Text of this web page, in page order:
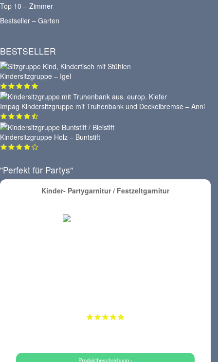
Top 10 – Zimmer
Bestseller – Garten
BESTSELLER
Kindersitzgruppe – Igel
Impag Kindersitzgruppe mit Truhenbank und Deckelbremse – Anni
Kindersitzgruppe Holz – Buntstift
"Perfekt für Partys"
Kinder- Partygarnitur / Festzeltgarnitur
Produktbeschreibung ›